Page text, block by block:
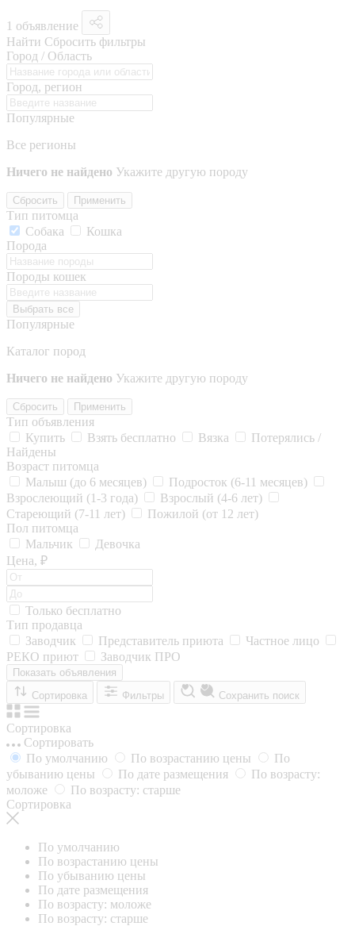
1 объявление
Найти Сбросить фильтры
Город / Область
Город, регион
Популярные
Все регионы
Ничего не найдено Укажите другую породу
Сбросить Применить
Тип питомца
Собака
Кошка
Порода
Породы кошек
Выбрать все
Популярные
Каталог пород
Ничего не найдено Укажите другую породу
Сбросить Применить
Тип объявления
Купить
Взять бесплатно Вязка
Потерялись /
Найдены
Возраст питомца
Малыш (до 6 месяцев)
Подросток (6-11 месяцев)
Взрослеющий (1-3 года)
Взрослый (4-6 лет)
Стареющий (7-11 лет)
Пожилой (от 12 лет)
Пол питомца
Мальчик
Девочка
Цена, ₽
Только бесплатно
Тип продавца
Заводчик
Представитель приюта
Частное лицо
РЕКО приют
Заводчик ПРО
Показать объявления
Сортировка
Фильтры Сохранить поиск
Сортировка
Сортировать
По умолчанию
По возрастанию цены
По
убыванию цены
По дате размещения
По возрасту:
моложе
По возрасту: старше
Сортировка
По умолчанию
По возрастанию цены
По убыванию цены
По дате размещения
По возрасту: моложе
По возрасту: старше